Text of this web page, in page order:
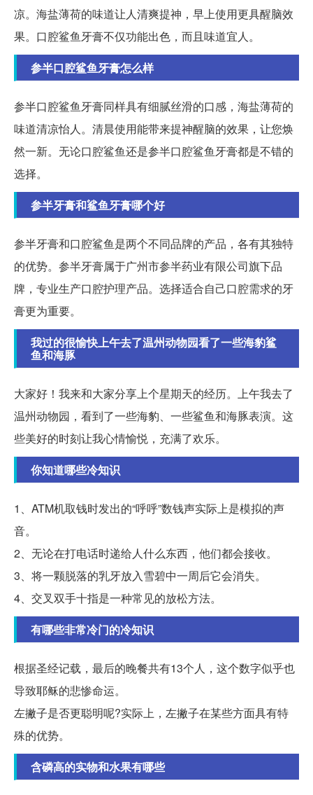
凉。海盐薄荷的味道让人清爽提神，早上使用更具醒脑效
果。口腔鲨鱼牙膏不仅功能出色，而且味道宜人。
参半口腔鲨鱼牙膏怎么样
参半口腔鲨鱼牙膏同样具有细腻丝滑的口感，海盐薄荷的
味道清凉怡人。清晨使用能带来提神醒脑的效果，让您焕
然一新。无论口腔鲨鱼还是参半口腔鲨鱼牙膏都是不错的
选择。
参半牙膏和鲨鱼牙膏哪个好
参半牙膏和口腔鲨鱼是两个不同品牌的产品，各有其独特
的优势。参半牙膏属于广州市参半药业有限公司旗下品
牌，专业生产口腔护理产品。选择适合自己口腔需求的牙
膏更为重要。
我过的很愉快上午去了温州动物园看了一些海豹鲨
鱼和海豚
大家好！我来和大家分享上个星期天的经历。上午我去了
温州动物园，看到了一些海豹、一些鲨鱼和海豚表演。这
些美好的时刻让我心情愉悦，充满了欢乐。
你知道哪些冷知识
1、ATM机取钱时发出的“呼呼”数钱声实际上是模拟的声
音。
2、无论在打电话时递给人什么东西，他们都会接收。
3、将一颗脱落的乳牙放入雪碧中一周后它会消失。
4、交叉双手十指是一种常见的放松方法。
有哪些非常冷门的冷知识
根据圣经记载，最后的晚餐共有13个人，这个数字似乎也
导致耶稣的悲惨命运。
左撇子是否更聪明呢?实际上，左撇子在某些方面具有特
殊的优势。
含磷高的实物和水果有哪些